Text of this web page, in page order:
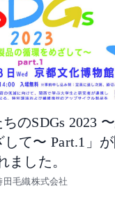
のSDGs 2023
て〜 Part.1」
ました。
田毛織株式会社